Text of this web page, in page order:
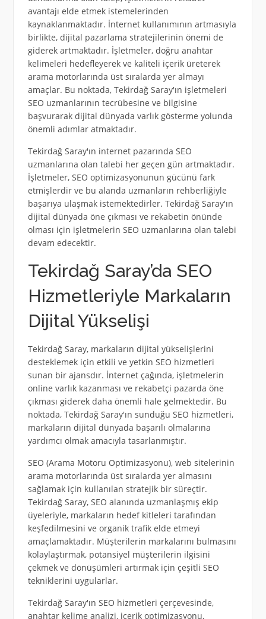
avantajı elde etmek istemelerinden
kaynaklanmaktadır. İnternet kullanımının artmasıyla
birlikte, dijital pazarlama stratejilerinin önemi de
giderek artmaktadır. İşletmeler, doğru anahtar
kelimeleri hedefleyerek ve kaliteli içerik üreterek
arama motorlarında üst sıralarda yer almayı
amaçlar. Bu noktada, Tekirdağ Saray'ın işletmeleri
SEO uzmanlarının tecrübesine ve bilgisine
başvurarak dijital dünyada varlık gösterme yolunda
önemli adımlar atmaktadır.
Tekirdağ Saray'ın internet pazarında SEO
uzmanlarına olan talebi her geçen gün artmaktadır.
İşletmeler, SEO optimizasyonunun gücünü fark
etmişlerdir ve bu alanda uzmanların rehberliğiyle
başarıya ulaşmak istemektedirler. Tekirdağ Saray'ın
dijital dünyada öne çıkması ve rekabetin önünde
olması için işletmelerin SEO uzmanlarına olan talebi
devam edecektir.
Tekirdağ Saray’da SEO
Hizmetleriyle Markaların
Dijital Yükselişi
Tekirdağ Saray, markaların dijital yükselişlerini
desteklemek için etkili ve yetkin SEO hizmetleri
sunan bir ajansdır. İnternet çağında, işletmelerin
online varlık kazanması ve rekabetçi pazarda öne
çıkması giderek daha önemli hale gelmektedir. Bu
noktada, Tekirdağ Saray'ın sunduğu SEO hizmetleri,
markaların dijital dünyada başarılı olmalarına
yardımcı olmak amacıyla tasarlanmıştır.
SEO (Arama Motoru Optimizasyonu), web sitelerinin
arama motorlarında üst sıralarda yer almasını
sağlamak için kullanılan stratejik bir süreçtir.
Tekirdağ Saray, SEO alanında uzmanlaşmış ekip
üyeleriyle, markaların hedef kitleleri tarafından
keşfedilmesini ve organik trafik elde etmeyi
amaçlamaktadır. Müşterilerin markalarını bulmasını
kolaylaştırmak, potansiyel müşterilerin ilgisini
çekmek ve dönüşümleri artırmak için çeşitli SEO
tekniklerini uygularlar.
Tekirdağ Saray'ın SEO hizmetleri çerçevesinde,
anahtar kelime analizi, içerik optimizasyonu,